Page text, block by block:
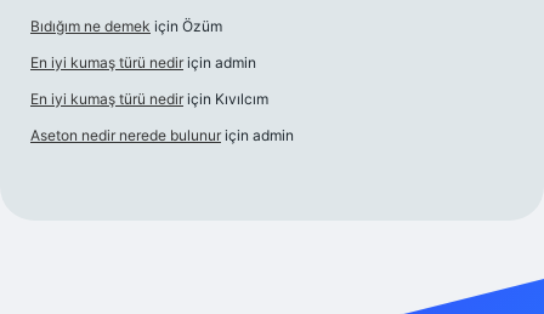
Bıdığım ne demek için Özüm
En iyi kumaş türü nedir için admin
En iyi kumaş türü nedir için Kıvılcım
Aseton nedir nerede bulunur için admin